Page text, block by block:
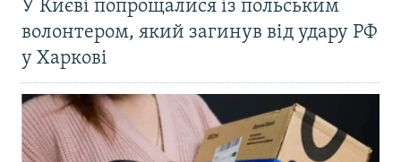
У Києві попрощалися із польським
волонтером, який загинув від удару РФ
у Харкові